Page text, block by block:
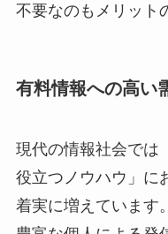
不要なのもメリット
有料情報への高い
現代の情報社会では
役立つノウハウ」に
着実に増えています